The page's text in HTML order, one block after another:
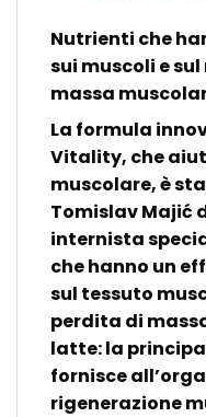
Nutrienti che
sui muscoli e
massa
La formula
Vitality, che
muscolare, è
Tomislav Majić
internista
che hanno un
sul tessuto
perdita di
latte: la
fornisce
rigenerazione